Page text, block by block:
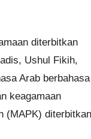
diterbitkan
Ushul Fikih,
Arab berbahasa
keagamaan
(MAPK) diterbitkan